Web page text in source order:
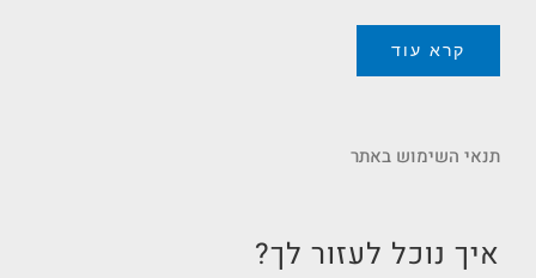
קרא עוד
תנאי השימוש באתר
איך נוכל לעזור לך?